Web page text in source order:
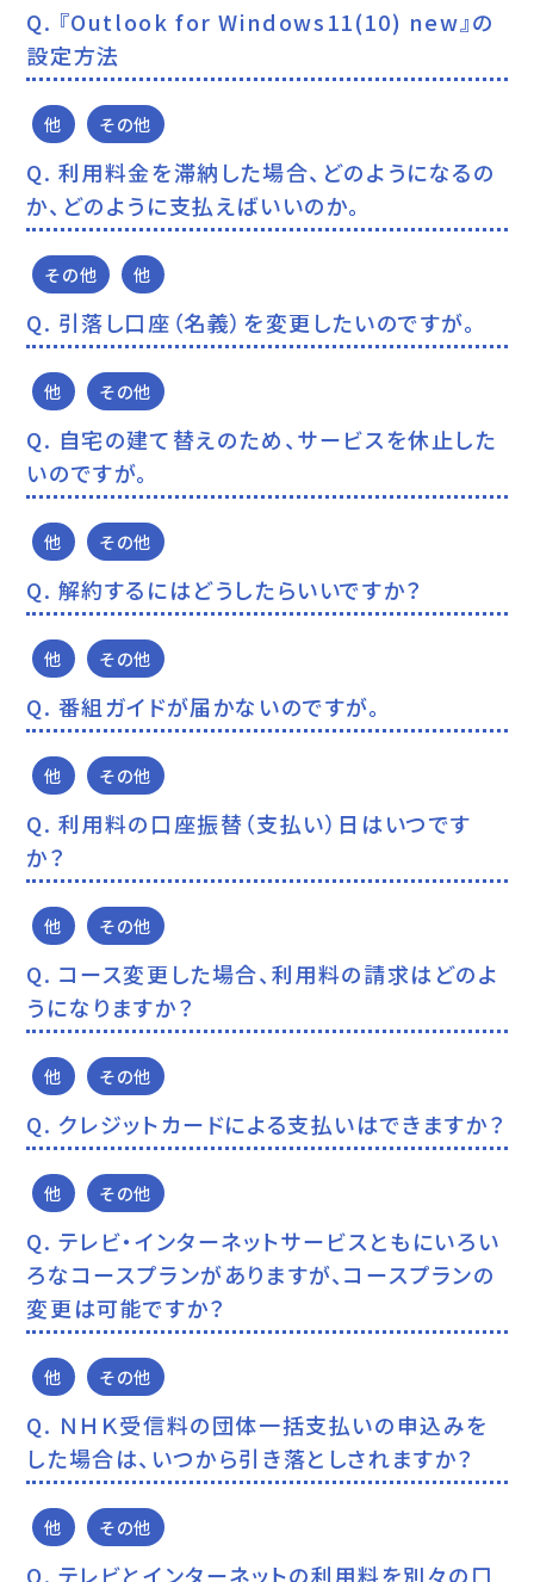
『Outlook for Windows11(10) new』の
設定方法
他 その他
利用料金を滞納した場合、どのようになるの
か、どのように支払えばいいのか。
その他 他
引落し口座（名義）を変更したいのですが。
他 その他
自宅の建て替えのため、サービスを休止した
いのですが。
他 その他
解約するにはどうしたらいいですか？
他 その他
番組ガイドが届かないのですが。
他 その他
利用料の口座振替（支払い）日はいつです
か？
他 その他
コース変更した場合、利用料の請求はどのよ
うになりますか？
他 その他
クレジットカードによる支払いはできますか？
他 その他
テレビ・インターネットサービスともにいろい
ろなコースプランがありますが、コースプランの
変更は可能ですか？
他 その他
ＮＨＫ受信料の団体一括支払いの申込みを
した場合は、いつから引き落としされますか？
他 その他
テレビとインターネットの利用料を別々の口